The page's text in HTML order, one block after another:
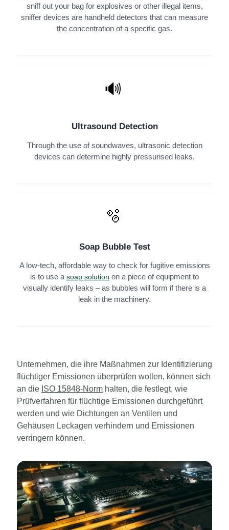
sniff out your bag for explosives or other illegal items,
sniffer devices are handheld detectors that can measure
the concentration of a specific gas.
🔊
Ultrasound Detection
Through the use of soundwaves, ultrasonic detection
devices can determine highly pressurised leaks.
🫧
Soap Bubble Test
A low-tech, affordable way to check for fugitive emissions
is to use a soap solution on a piece of equipment to
visually identify leaks – as bubbles will form if there is a
leak in the machinery.
Unternehmen, die ihre Maßnahmen zur Identifizierung
flüchtiger Emissionen überprüfen wollen, können sich
an die ISO 15848-Norm halten, die festlegt, wie
Prüfverfahren für flüchtige Emissionen durchgeführt
werden und wie Dichtungen an Ventilen und
Gehäusen Leckagen verhindern und Emissionen
verringern können.